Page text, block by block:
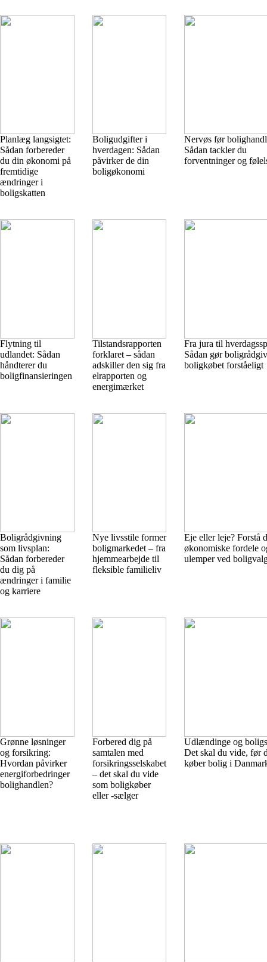
Planlæg langsigtet:
Sådan forbereder
du din økonomi på
fremtidige
ændringer i
boligskatten
Boligudgifter i
hverdagen: Sådan
påvirker de din
boligøkonomi
Nervøs før
Sådan tackler du
forventninger og
Flytning til
udlandet: Sådan
håndterer du
boligfinansieringen
Tilstandsrapporten
forklaret – sådan
adskiller den sig fra
elrapporten og
energimærket
Fra jura til
Sådan gør
boligkøbet forståeligt
Boligrådgivning
som livsplan:
Sådan forbereder
du dig på
ændringer i familie
og karriere
Nye livsstile former
boligmarkedet – fra
hjemmearbejde til
fleksible familieliv
Eje eller leje? Forstå
økonomiske fordele
ulemper ved
Grønne løsninger
og forsikring:
Hvordan påvirker
energiforbedringer
bolighandlen?
Forbered dig på
samtalen med
forsikringsselskabet
– det skal du vide
som boligkøber
eller -sælger
Udlændinge og
Det skal du vide, før
køber bolig i